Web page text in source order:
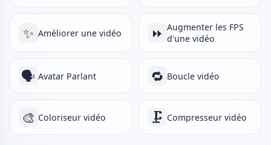
✨ Améliorer une vidéo ⏩ Augmenter les FPS
d'une vidéo
🗣️ Avatar Parlant 🔁 Boucle vidéo
🎨 Coloriseur vidéo 🗜️ Compresseur vidéo